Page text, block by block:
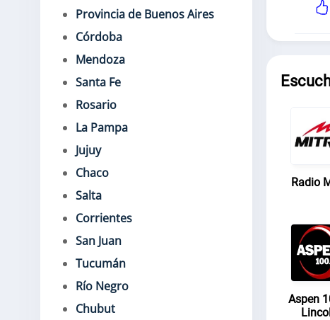
Provincia de Buenos Aires
Córdoba
Mendoza
Santa Fe
Rosario
La Pampa
Jujuy
Chaco
Salta
Corrientes
San Juan
Tucumán
Río Negro
Chubut
Radio
Aspen